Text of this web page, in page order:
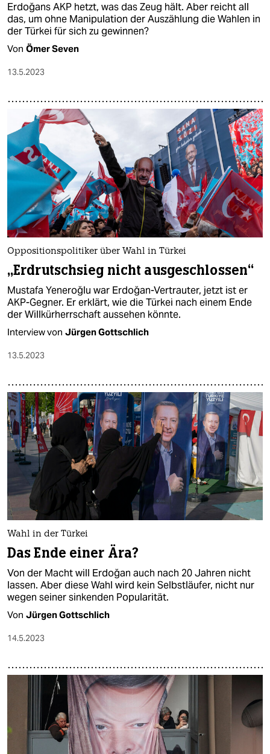
Erdoğans AKP hetzt, was das Zeug hält. Aber reicht all
das, um ohne Manipulation der Auszählung die Wahlen in
der Türkei für sich zu gewinnen?
Von Ömer Seven
13.5.2023
Oppositionspolitiker über Wahl in Türkei
„Erdrutschsieg nicht ausgeschlossen“
Mustafa Yeneroğlu war Erdoğan-Vertrauter, jetzt ist er
AKP-Gegner. Er erklärt, wie die Türkei nach einem Ende
der Willkürherrschaft aussehen könnte.
Interview von Jürgen Gottschlich
13.5.2023
Wahl in der Türkei
Das Ende einer Ära?
Von der Macht will Erdoğan auch nach 20 Jahren nicht
lassen. Aber diese Wahl wird kein Selbstläufer, nicht nur
wegen seiner sinkenden Popularität.
Von Jürgen Gottschlich
14.5.2023